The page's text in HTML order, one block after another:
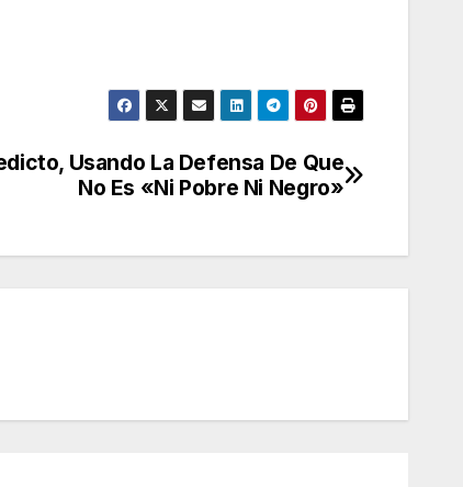
Usando La Defensa De Que
No Es «Ni Pobre Ni Negro»